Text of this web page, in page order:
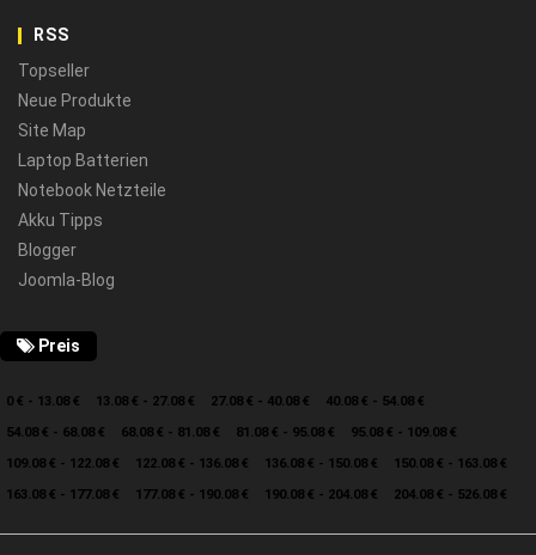
RSS
Topseller
Neue Produkte
Site Map
Laptop Batterien
Notebook Netzteile
Akku Tipps
Blogger
Joomla-Blog
Preis
0 € - 13.08 € 13.08 € - 27.08 € 27.08 € - 40.08 €
40.08 € - 54.08 €
54.08 € - 68.08 €
68.08 € - 81.08 € 81.08 € - 95.08 €
95.08 € - 109.08 €
109.08 € - 122.08 €
122.08 € - 136.08 € 136.08 € - 150.08 €
150.08 € - 163.08 €
163.08 € - 177.08 €
177.08 € - 190.08 € 190.08 € - 204.08 € 204.08 € - 526.08 €